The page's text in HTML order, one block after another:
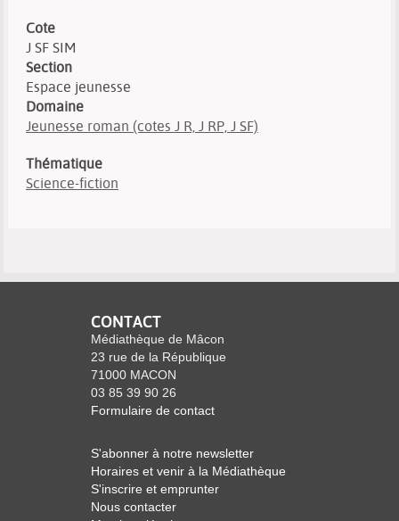
Cote
J SF SIM
Section
Espace jeunesse
Domaine
Jeunesse roman (cotes J R, J RP, J SF)
Thématique
Science-fiction
CONTACT
Médiathèque de Mâcon
23 rue de la République
71000 MACON
03 85 39 90 26
Formulaire de contact
S'abonner à notre newsletter
Horaires et venir à la Médiathèque
S'inscrire et emprunter
Nous contacter